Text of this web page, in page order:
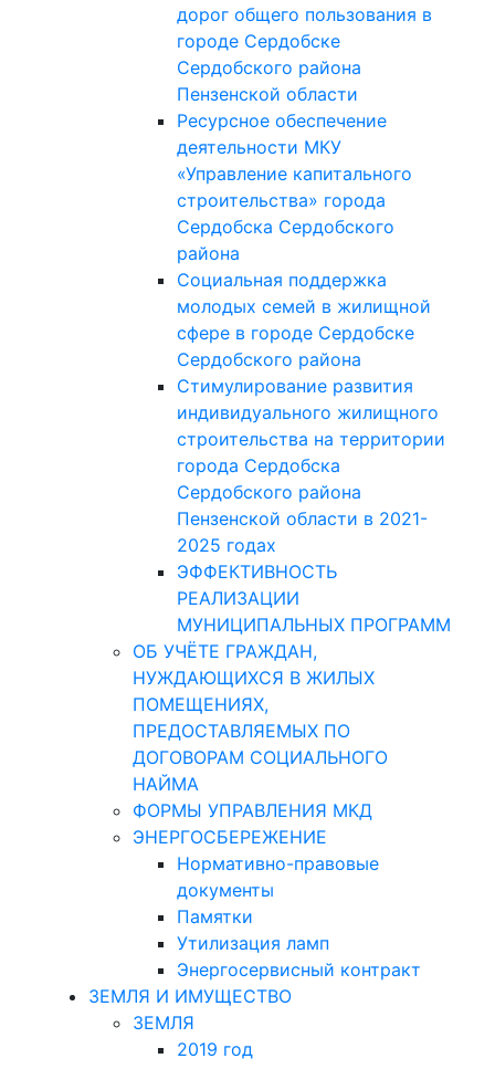
дорог общего пользования в
городе Сердобске
Сердобского района
Пензенской области
Ресурсное обеспечение
деятельности МКУ
«Управление капитального
строительства» города
Сердобска Сердобского
района
Социальная поддержка
молодых семей в жилищной
сфере в городе Сердобске
Сердобского района
Стимулирование развития
индивидуального жилищного
строительства на территории
города Сердобска
Сердобского района
Пензенской области в 2021-
2025 годах
ЭФФЕКТИВНОСТЬ
РЕАЛИЗАЦИИ
МУНИЦИПАЛЬНЫХ ПРОГРАММ
ОБ УЧЁТЕ ГРАЖДАН,
НУЖДАЮЩИХСЯ В ЖИЛЫХ
ПОМЕЩЕНИЯХ,
ПРЕДОСТАВЛЯЕМЫХ ПО
ДОГОВОРАМ СОЦИАЛЬНОГО
НАЙМА
ФОРМЫ УПРАВЛЕНИЯ МКД
ЭНЕРГОСБЕРЕЖЕНИЕ
Нормативно-правовые
документы
Памятки
Утилизация ламп
Энергосервисный контракт
ЗЕМЛЯ И ИМУЩЕСТВО
ЗЕМЛЯ
2019 год